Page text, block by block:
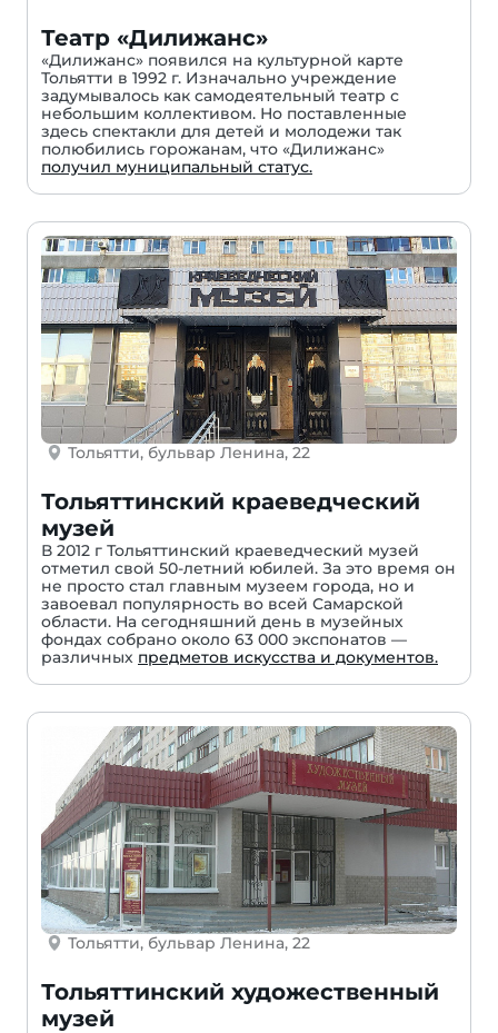
Театр «Дилижанс»
«Дилижанс» появился на культурной карте
Тольятти в 1992 г. Изначально учреждение
задумывалось как самодеятельный театр с
небольшим коллективом. Но поставленные
здесь спектакли для детей и молодежи так
полюбились горожанам, что «Дилижанс»
получил муниципальный статус.
Тольятти, бульвар Ленина, 22
Тольяттинский краеведческий
музей
В 2012 г Тольяттинский краеведческий музей
отметил свой 50-летний юбилей. За это время он
не просто стал главным музеем города, но и
завоевал популярность во всей Самарской
области. На сегодняшний день в музейных
фондах собрано около 63 000 экспонатов —
различных предметов искусства и документов.
Тольятти, бульвар Ленина, 22
Тольяттинский художественный
музей